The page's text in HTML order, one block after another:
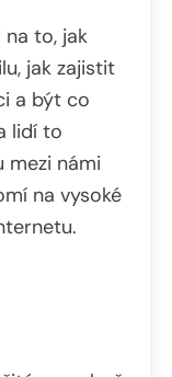
to, jak
jak zajistit
a být co
lidí to
mezi námi
na vysoké